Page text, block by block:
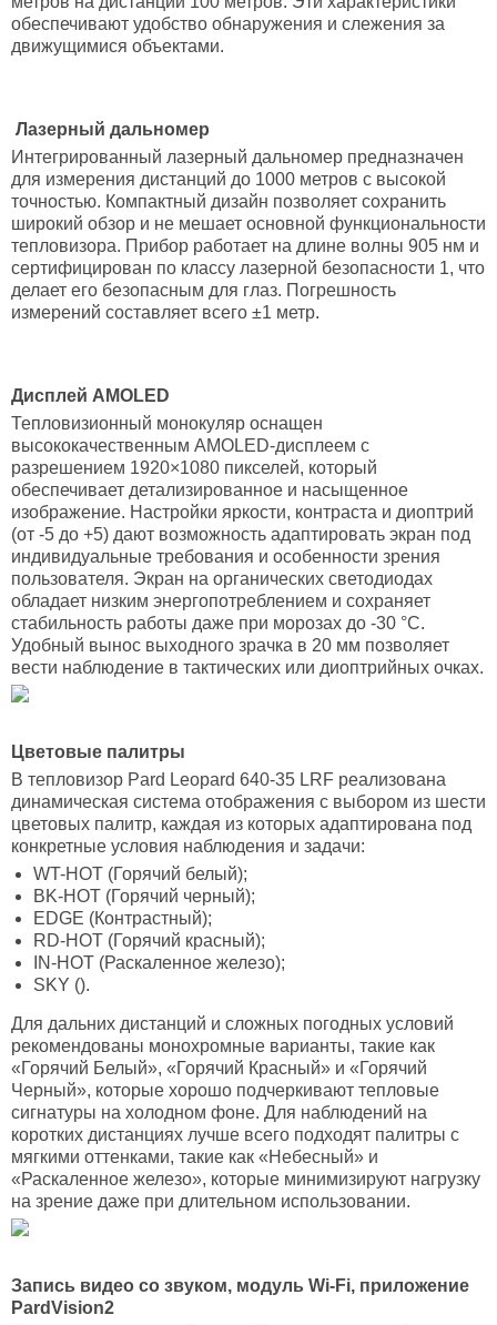
обеспечивают удобство обнаружения и слежения за
движущимися объектами.
Лазерный дальномер
Интегрированный лазерный дальномер предназначен
для измерения дистанций до 1000 метров с высокой
точностью. Компактный дизайн позволяет сохранить
широкий обзор и не мешает основной функциональности
тепловизора. Прибор работает на длине волны 905 нм и
сертифицирован по классу лазерной безопасности 1, что
делает его безопасным для глаз. Погрешность
измерений составляет всего ±1 метр.
Дисплей AMOLED
Тепловизионный монокуляр оснащен
высококачественным AMOLED-дисплеем с
разрешением 1920×1080 пикселей, который
обеспечивает детализированное и насыщенное
изображение. Настройки яркости, контраста и диоптрий
(от -5 до +5) дают возможность адаптировать экран под
индивидуальные требования и особенности зрения
пользователя. Экран на органических светодиодах
обладает низким энергопотреблением и сохраняет
стабильность работы даже при морозах до -30 °C.
Удобный вынос выходного зрачка в 20 мм позволяет
вести наблюдение в тактических или диоптрийных очках.
Цветовые палитры
В тепловизор Pard Leopard 640-35 LRF реализована
динамическая система отображения с выбором из шести
цветовых палитр, каждая из которых адаптирована под
конкретные условия наблюдения и задачи:
WT-HOT (Горячий белый);
BK-HOT (Горячий черный);
EDGE (Контрастный);
RD-HOT (Горячий красный);
IN-HOT (Раскаленное железо);
SKY ().
Для дальних дистанций и сложных погодных условий
рекомендованы монохромные варианты, такие как
«Горячий Белый», «Горячий Красный» и «Горячий
Черный», которые хорошо подчеркивают тепловые
сигнатуры на холодном фоне. Для наблюдений на
коротких дистанциях лучше всего подходят палитры с
мягкими оттенками, такие как «Небесный» и
«Раскаленное железо», которые минимизируют нагрузку
на зрение даже при длительном использовании.
Запись видео со звуком, модуль Wi-Fi, приложение
PardVision2